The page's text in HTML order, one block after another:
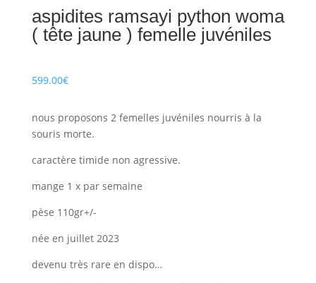
aspidites ramsayi python woma
( tête jaune ) femelle juvéniles
599.00€
nous proposons 2 femelles juvéniles nourris à la
souris morte.
caractère timide non agressive.
mange 1 x par semaine
pèse 110gr+/-
née en juillet 2023
devenu très rare en dispo…